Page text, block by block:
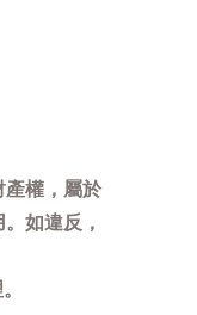
產權，屬於
如違反，